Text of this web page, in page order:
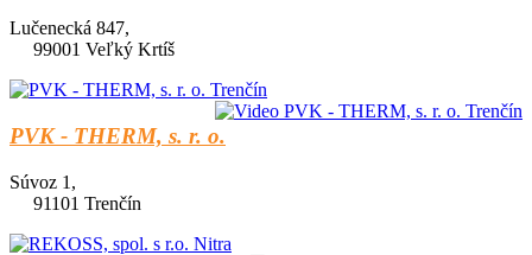
Lučenecká 847,
99001 Veľký Krtíš
PVK - THERM, s. r. o.
Súvoz 1,
91101 Trenčín